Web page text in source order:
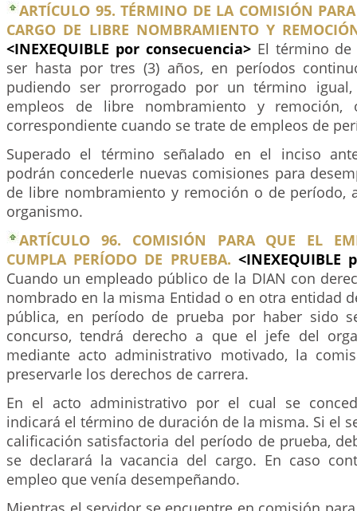
ARTÍCULO 95. TÉRMINO DE LA COMISIÓN
CARGO DE LIBRE NOMBRAMIENTO Y
<INEXEQUIBLE por consecuencia> El término
ser hasta por tres (3) años, en períodos
pudiendo ser prorrogado por un término igual,
empleos de libre nombramiento y
correspondiente cuando se trate de empleos de
Superado el término señalado en el inciso
podrán concederle nuevas comisiones para
de libre nombramiento y remoción o de período,
organismo.
ARTÍCULO 96. COMISIÓN PARA QUE EL
CUMPLA PERÍODO DE PRUEBA. <INEXEQUIBLE
Cuando un empleado público de la DIAN con
nombrado en la misma Entidad o en otra entidad
pública, en período de prueba por haber sido
concurso, tendrá derecho a que el jefe del
mediante acto administrativo motivado, la
preservarle los derechos de carrera.
En el acto administrativo por el cual se
indicará el término de duración de la misma. Si el
calificación satisfactoria del período de prueba,
se declarará la vacancia del cargo. En caso
empleo que venía desempeñando.